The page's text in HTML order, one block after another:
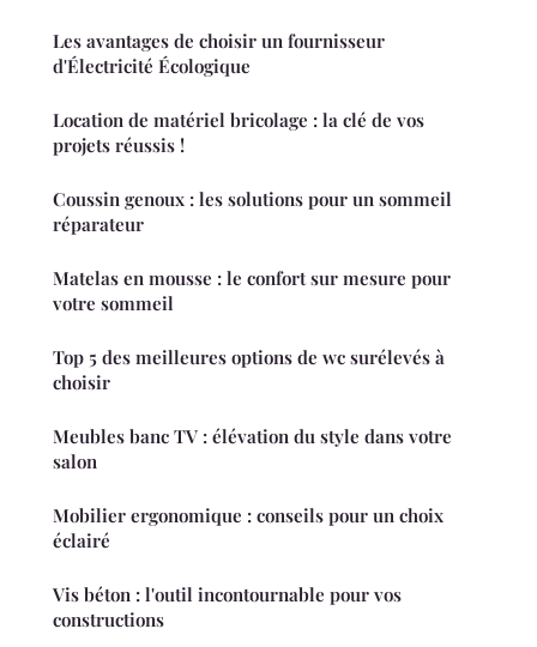
Les avantages de choisir un fournisseur
d'Électricité Écologique
Location de matériel bricolage : la clé de vos
projets réussis !
Coussin genoux : les solutions pour un sommeil
réparateur
Matelas en mousse : le confort sur mesure pour
votre sommeil
Top 5 des meilleures options de wc surélevés à
choisir
Meubles banc TV : élévation du style dans votre
salon
Mobilier ergonomique : conseils pour un choix
éclairé
Vis béton : l'outil incontournable pour vos
constructions